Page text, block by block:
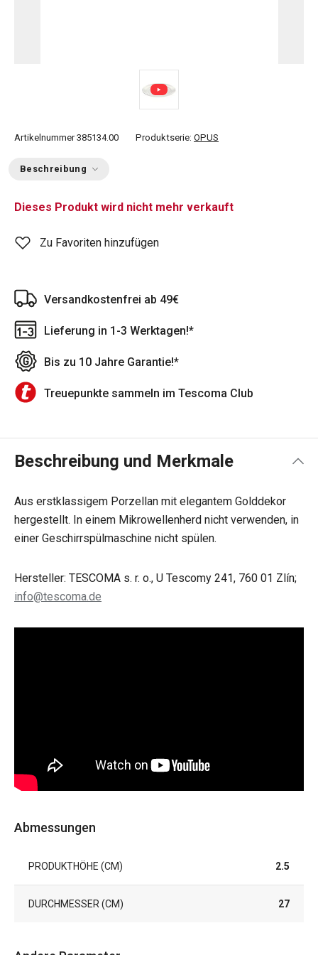
Artikelnummer 385134.00 Produktserie: OPUS
Beschreibung
Dieses Produkt wird nicht mehr verkauft
Zu Favoriten hinzufügen
Versandkostenfrei ab 49€
Lieferung in 1-3 Werktagen!*
Bis zu 10 Jahre Garantie!*
Treuepunkte sammeln im Tescoma Club
Beschreibung und Merkmale
Aus erstklassigem Porzellan mit elegantem Golddekor
hergestellt. In einem Mikrowellenherd nicht verwenden, in
einer Geschirrspülmaschine nicht spülen.
Hersteller: TESCOMA s. r. o., U Tescomy 241, 760 01 Zlín;
info@tescoma.de
Abmessungen
PRODUKTHÖHE (CM) 2.5
DURCHMESSER (CM) 27